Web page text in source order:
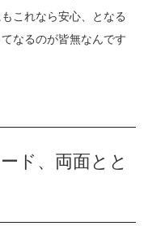
これなら安心、となる
なるのが皆無なんです
ド、両面とと